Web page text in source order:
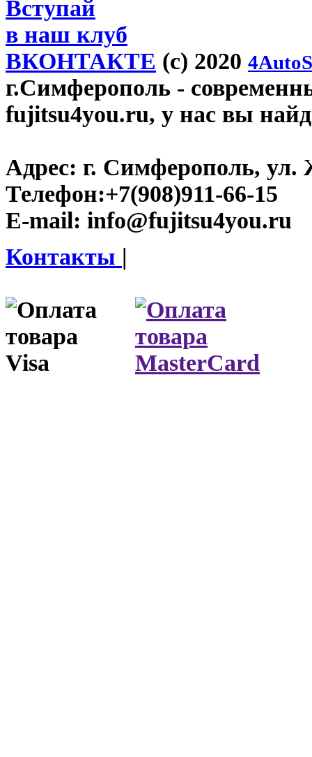
Вступай
в наш клуб
ВКОНТАКТЕ (c) 2020
г.Симферополь -
fujitsu4you.ru, у нас вы
Адрес: г. Симферополь, ул.
Телефон:+7(908)911-66-15
E-mail: info@fujitsu4you.ru
Контакты |